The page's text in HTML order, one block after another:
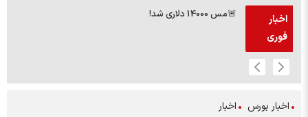
اخبار
فوری
🚨مس 14000 دلاری شد!
اخبار بورس اخبار